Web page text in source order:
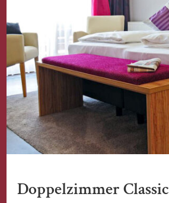
Doppelzimmer Classic